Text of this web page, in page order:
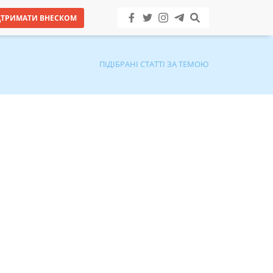
ВНЕСКОМ
ПІДІБРАНІ СТАТТІ ЗА ТЕМОЮ